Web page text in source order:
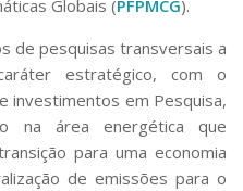
Globais (PFPMCG).
de pesquisas transversais a
estratégico, com o
investimentos em Pesquisa,
na área energética que
para uma economia
de emissões para o